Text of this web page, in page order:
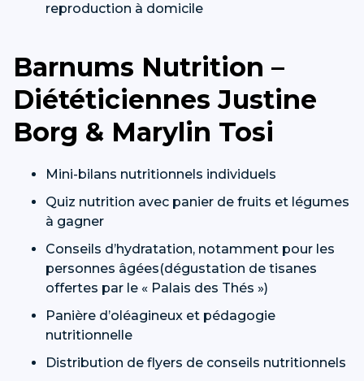
reproduction à domicile
Barnums Nutrition –
Diététiciennes Justine
Borg & Marylin Tosi
Mini-bilans nutritionnels individuels
Quiz nutrition avec panier de fruits et légumes
à gagner
Conseils d’hydratation, notamment pour les
personnes âgées(dégustation de tisanes
offertes par le « Palais des Thés »)
Panière d’oléagineux et pédagogie
nutritionnelle
Distribution de flyers de conseils nutritionnels